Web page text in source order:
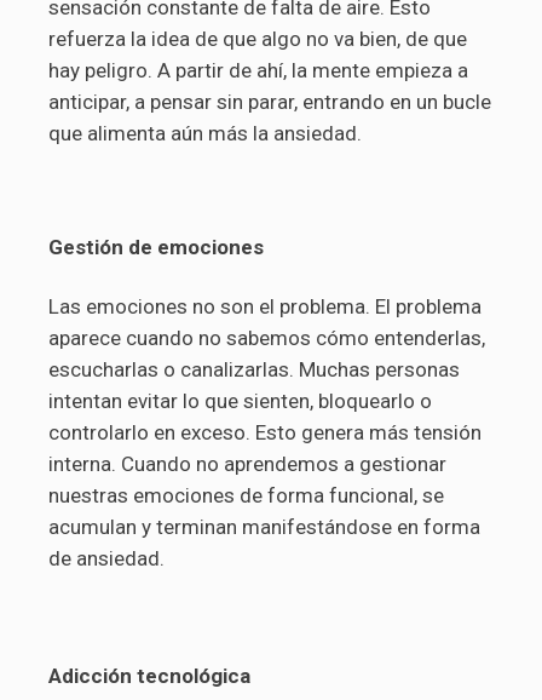
sensación constante de falta de aire. Esto
refuerza la idea de que algo no va bien, de que
hay peligro. A partir de ahí, la mente empieza a
anticipar, a pensar sin parar, entrando en un bucle
que alimenta aún más la ansiedad.
Gestión de emociones
Las emociones no son el problema. El problema
aparece cuando no sabemos cómo entenderlas,
escucharlas o canalizarlas. Muchas personas
intentan evitar lo que sienten, bloquearlo o
controlarlo en exceso. Esto genera más tensión
interna. Cuando no aprendemos a gestionar
nuestras emociones de forma funcional, se
acumulan y terminan manifestándose en forma
de ansiedad.
Adicción tecnológica